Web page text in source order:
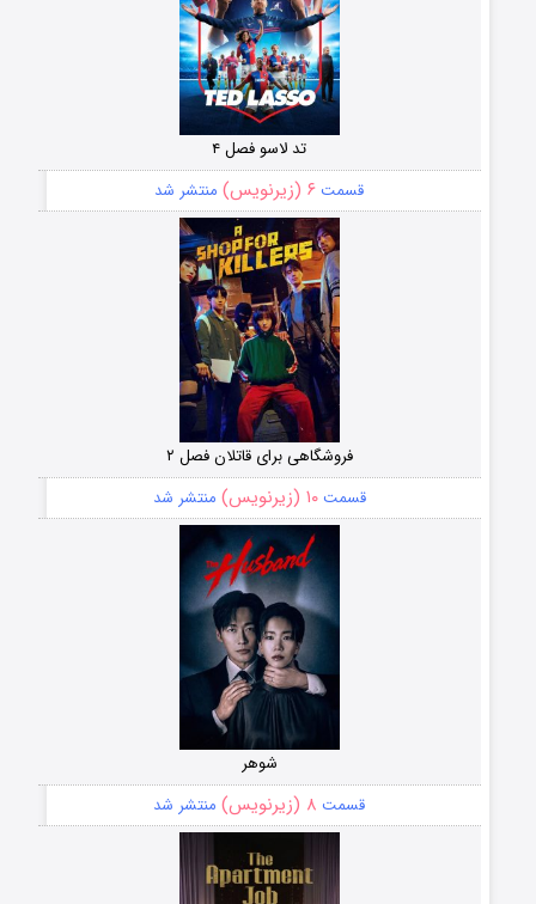
تد لاسو فصل ۴
قسمت ۶ (زیرنویس) منتشر شد
فروشگاهی برای قاتلان فصل ۲
قسمت۱۰ (زیرنویس) منتشر شد
شوهر
قسمت ۸ (زیرنویس) منتشر شد